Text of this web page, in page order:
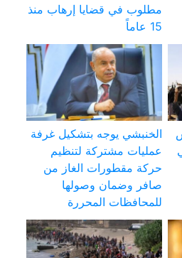
مطلوب في قضايا إرهاب منذ
15 عاماً
الخنبشي يوجه بتشكيل غرفة
عمليات مشتركة لتنظيم
حركة مقطورات الغاز من
صافر وضمان وصولها
للمحافظات المحررة